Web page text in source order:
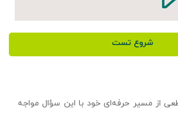
شروع تست
از مسیر حرفه‌ای خود با این سؤال مواجه